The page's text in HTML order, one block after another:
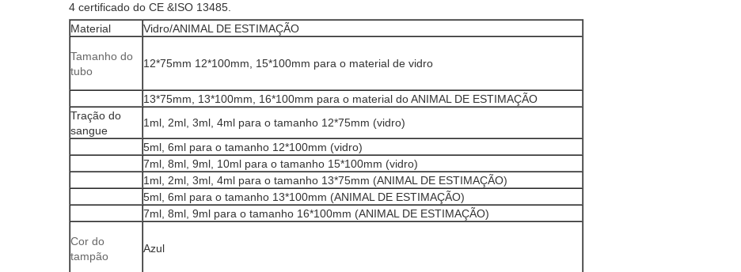
4 certificado do CE &ISO 13485.
Material
Vidro/ANIMAL DE ESTIMAÇÃO
Tamanho do
tubo
12*75mm 12*100mm, 15*100mm para o material de vidro
13*75mm, 13*100mm, 16*100mm para o material do ANIMAL DE ESTIMAÇÃO
Tração do
sangue
1ml, 2ml, 3ml, 4ml para o tamanho 12*75mm (vidro)
5ml, 6ml para o tamanho 12*100mm (vidro)
7ml, 8ml, 9ml, 10ml para o tamanho 15*100mm (vidro)
1ml, 2ml, 3ml, 4ml para o tamanho 13*75mm (ANIMAL DE ESTIMAÇÃO)
5ml, 6ml para o tamanho 13*100mm (ANIMAL DE ESTIMAÇÃO)
7ml, 8ml, 9ml para o tamanho 16*100mm (ANIMAL DE ESTIMAÇÃO)
Cor do
tampão
Azul